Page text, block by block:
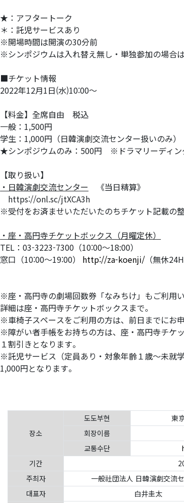
★：アフタートーク
＊：託児サービスあり
※開場時間は開演の30分前
※シンポジウムは入れ替え無し・単独参加の場合
■チケット情報
2022年12月1日(水)10:00〜
【料金】全席自由 税込
一般：1,500円
学生：1,000円（日韓演劇交流センター扱いのみ）
★シンポジウムのみ：500円 ※ドラマリーディン
【取り扱い】
・日韓演劇交流センター 《当日精算》
https://onl.sc/jtXCA3h
※受付をお済ませいただいたのちチケット記載の
・座・高円寺チケットボックス（月曜定休）
TEL：03-3223-7300（10:00〜18:00）
窓口（10:00〜19:00） http://za-koenji/ （無休
※座・高円寺の劇場回数券「なみちけ」もご利用い
詳細は座・高円寺チケットボックスまで。
※車椅子スペースをご利用の方は、前日までにお
※障がい者手帳をお持ちの方は、座・高円寺チケ
１割引きとなります。
※託児サービス（定員あり・対象年齢１歳〜未就
1,000円となります。
장소
도도부현 東
회장이름
교통수단
기간
주최자
一般社団法人 日韓演劇交流
대표자
白井圭太